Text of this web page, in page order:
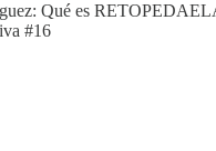
Qué es
#16